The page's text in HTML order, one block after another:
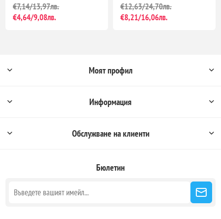
€7,14/13,97лв.
€4,64/9,08лв.
€12,63/24,70лв.
€8,21/16,06лв.
Моят профил
Информация
Обслужване на клиенти
Бюлетин